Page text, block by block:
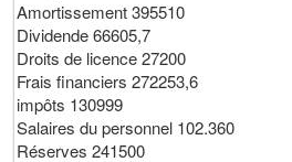
Amortissement 395510
Dividende 66605,7
Droits de licence 27200
Frais financiers 272253,6
impôts 130999
Salaires du personnel 102.360
Réserves 241500